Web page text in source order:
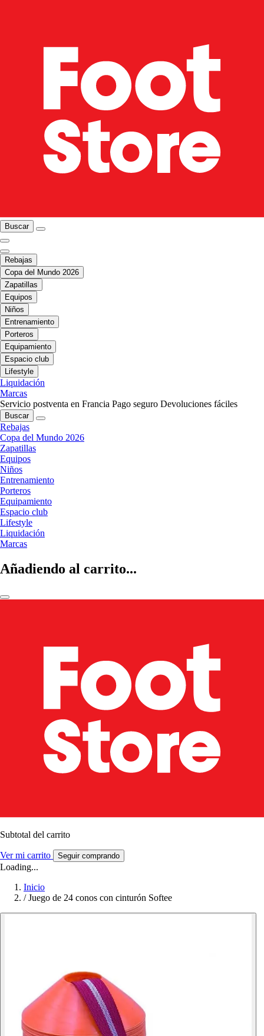
Buscar
Rebajas
Copa del Mundo 2026
Zapatillas
Equipos
Niños
Entrenamiento
Porteros
Equipamiento
Espacio club
Lifestyle
Liquidación
Marcas
Servicio postventa en Francia Pago seguro Devoluciones fáciles
Buscar
Rebajas
Copa del Mundo 2026
Zapatillas
Equipos
Niños
Entrenamiento
Porteros
Equipamiento
Espacio club
Lifestyle
Liquidación
Marcas
Añadiendo al carrito...
Subtotal del carrito
Ver mi carrito Seguir comprando
Loading...
Inicio
/ Juego de 24 conos con cinturón Softee